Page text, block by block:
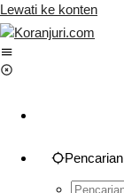
Lewati ke konten
Pencarian